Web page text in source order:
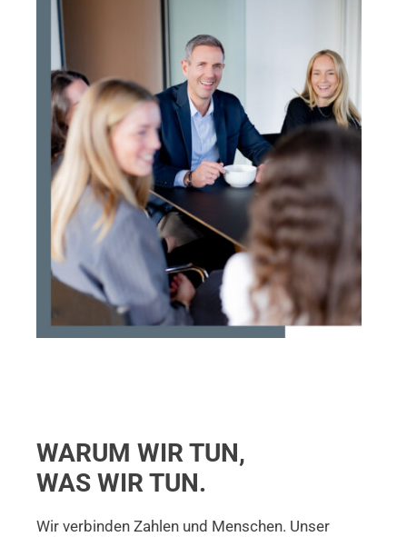
WARUM WIR TUN,
WAS WIR TUN.
Wir verbinden Zahlen und Menschen. Unser